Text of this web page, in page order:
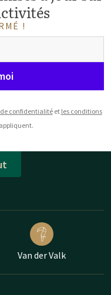
!
confidentialitéet les conditions
Van der Valk